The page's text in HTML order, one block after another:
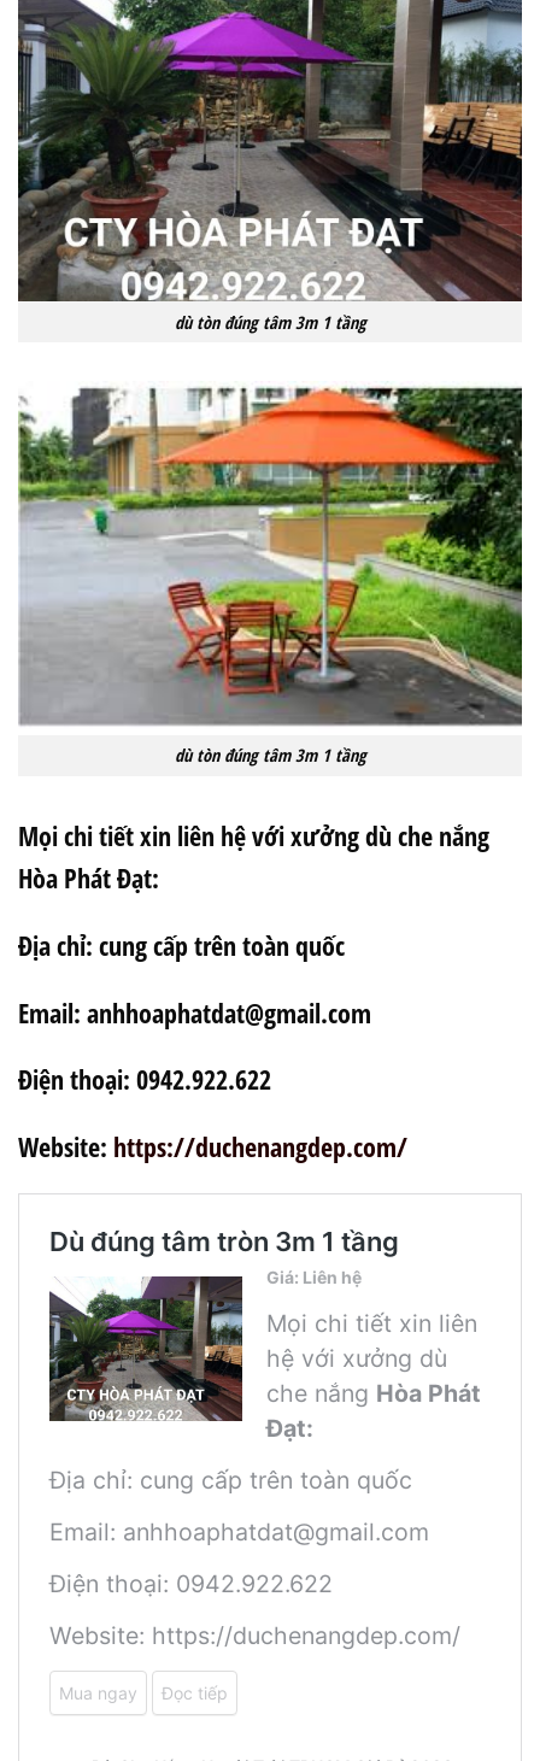
dù tòn đúng tâm 3m 1 tầng
dù tòn đúng tâm 3m 1 tầng
Mọi chi tiết xin liên hệ với xưởng dù che nắng
Hòa Phát Đạt:
Địa chỉ: cung cấp trên toàn quốc
Email: anhhoaphatdat@gmail.com
Điện thoại: 0942.922.622
Website: https://duchenangdep.com/